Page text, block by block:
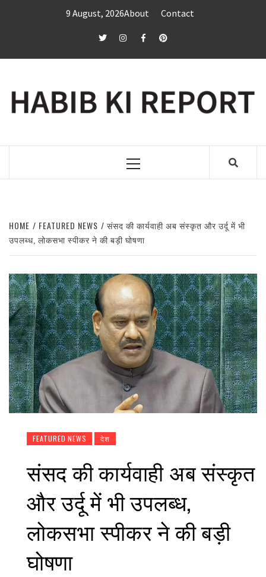
9 August, 2026About Contact
twitterInstagramFacebookPinterest
Primary
HOME FEATURED NEWS
संसद की कार्यवाही अब संस्कृत और उर्दू में भी
उपलब्ध, लोकसभा स्पीकर ने की बड़ी घोषणा
FEATURED NEWS देश
संसद की कार्यवाही अब संस्कृत
और उर्दू में भी उपलब्ध,
लोकसभा स्पीकर ने की बड़ी
घोषणा